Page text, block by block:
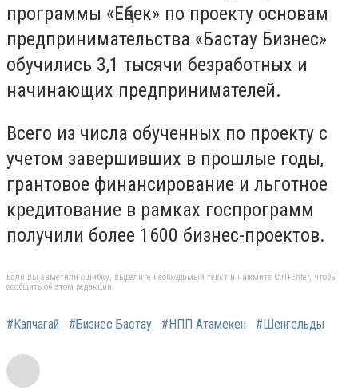
программы «Еңбек» по проекту основам
предпринимательства «Бастау Бизнес»
обучились 3,1 тысячи безработных и
начинающих предпринимателей.
Всего из числа обученных по проекту с
учетом завершивших в прошлые годы,
грантовое финансирование и льготное
кредитование в рамках госпрограмм
получили более 1600 бизнес-проектов.
Если вы заметили ошибку, выделите необходимый текст и нажмите Ctrl+Enter, чтобы
сообщить об этом редакции
#Капчагай #Бизнес Бастау #НПП Атамекен #Шенгельды